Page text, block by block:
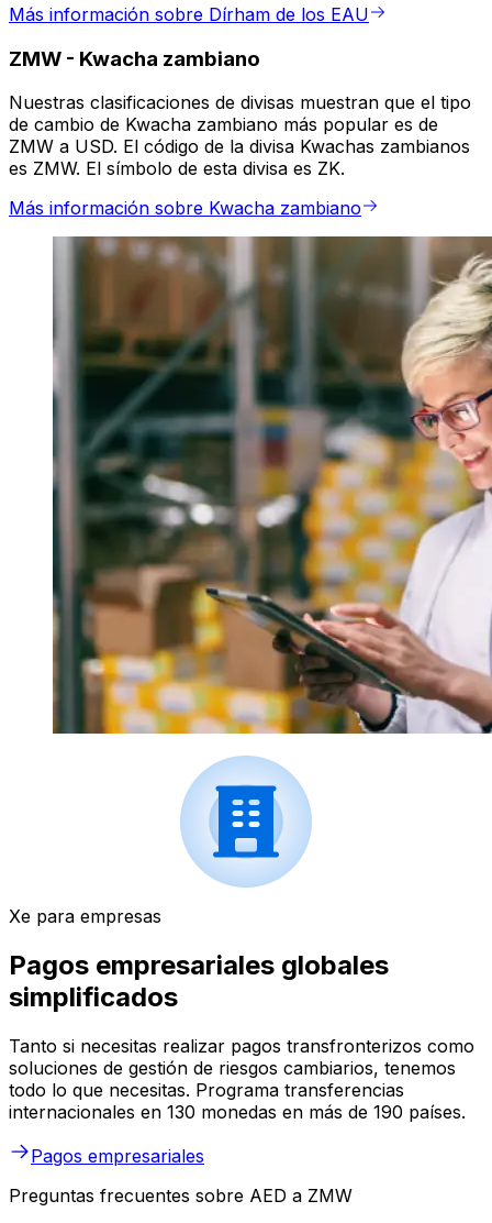
Más información sobre Dírham de los EAU
ZMW - Kwacha zambiano
Nuestras clasificaciones de divisas muestran que el tipo
de cambio de Kwacha zambiano más popular es de
ZMW a USD. El código de la divisa Kwachas zambianos
es ZMW. El símbolo de esta divisa es ZK.
Más información sobre Kwacha zambiano
Xe para empresas
Pagos empresariales globales
simplificados
Tanto si necesitas realizar pagos transfronterizos como
soluciones de gestión de riesgos cambiarios, tenemos
todo lo que necesitas. Programa transferencias
internacionales en 130 monedas en más de 190 países.
Pagos empresariales
Preguntas frecuentes sobre AED a ZMW